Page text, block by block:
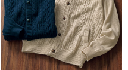
バッグ
トートバッグ